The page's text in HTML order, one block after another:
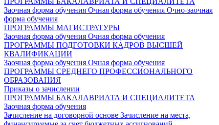
Заочная форма обучения Очная форма обучения Очно-заочная
форма обучения
ПРОГРАММЫ МАГИСТРАТУРЫ
Заочная форма обучения Очная форма обучения
ПРОГРАММЫ ПОДГОТОВКИ КАДРОВ ВЫСШЕЙ
КВАЛИФИКАЦИИ
Заочная форма обучения Очная форма обучения
ПРОГРАММЫ СРЕДНЕГО ПРОФЕССИОНАЛЬНОГО
ОБРАЗОВАНИЯ
Приказы о зачислении
ПРОГРАММЫ БАКАЛАВРИАТА И СПЕЦИАЛИТЕТА
Заочная форма обучения
Зачисление на договорной основе Зачисление на места,